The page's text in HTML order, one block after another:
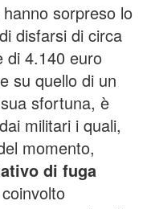
sorpreso lo
disfarsi di circa
di 4.140 euro
su quello di un
sfortuna, è
militari i quali,
momento,
di fuga